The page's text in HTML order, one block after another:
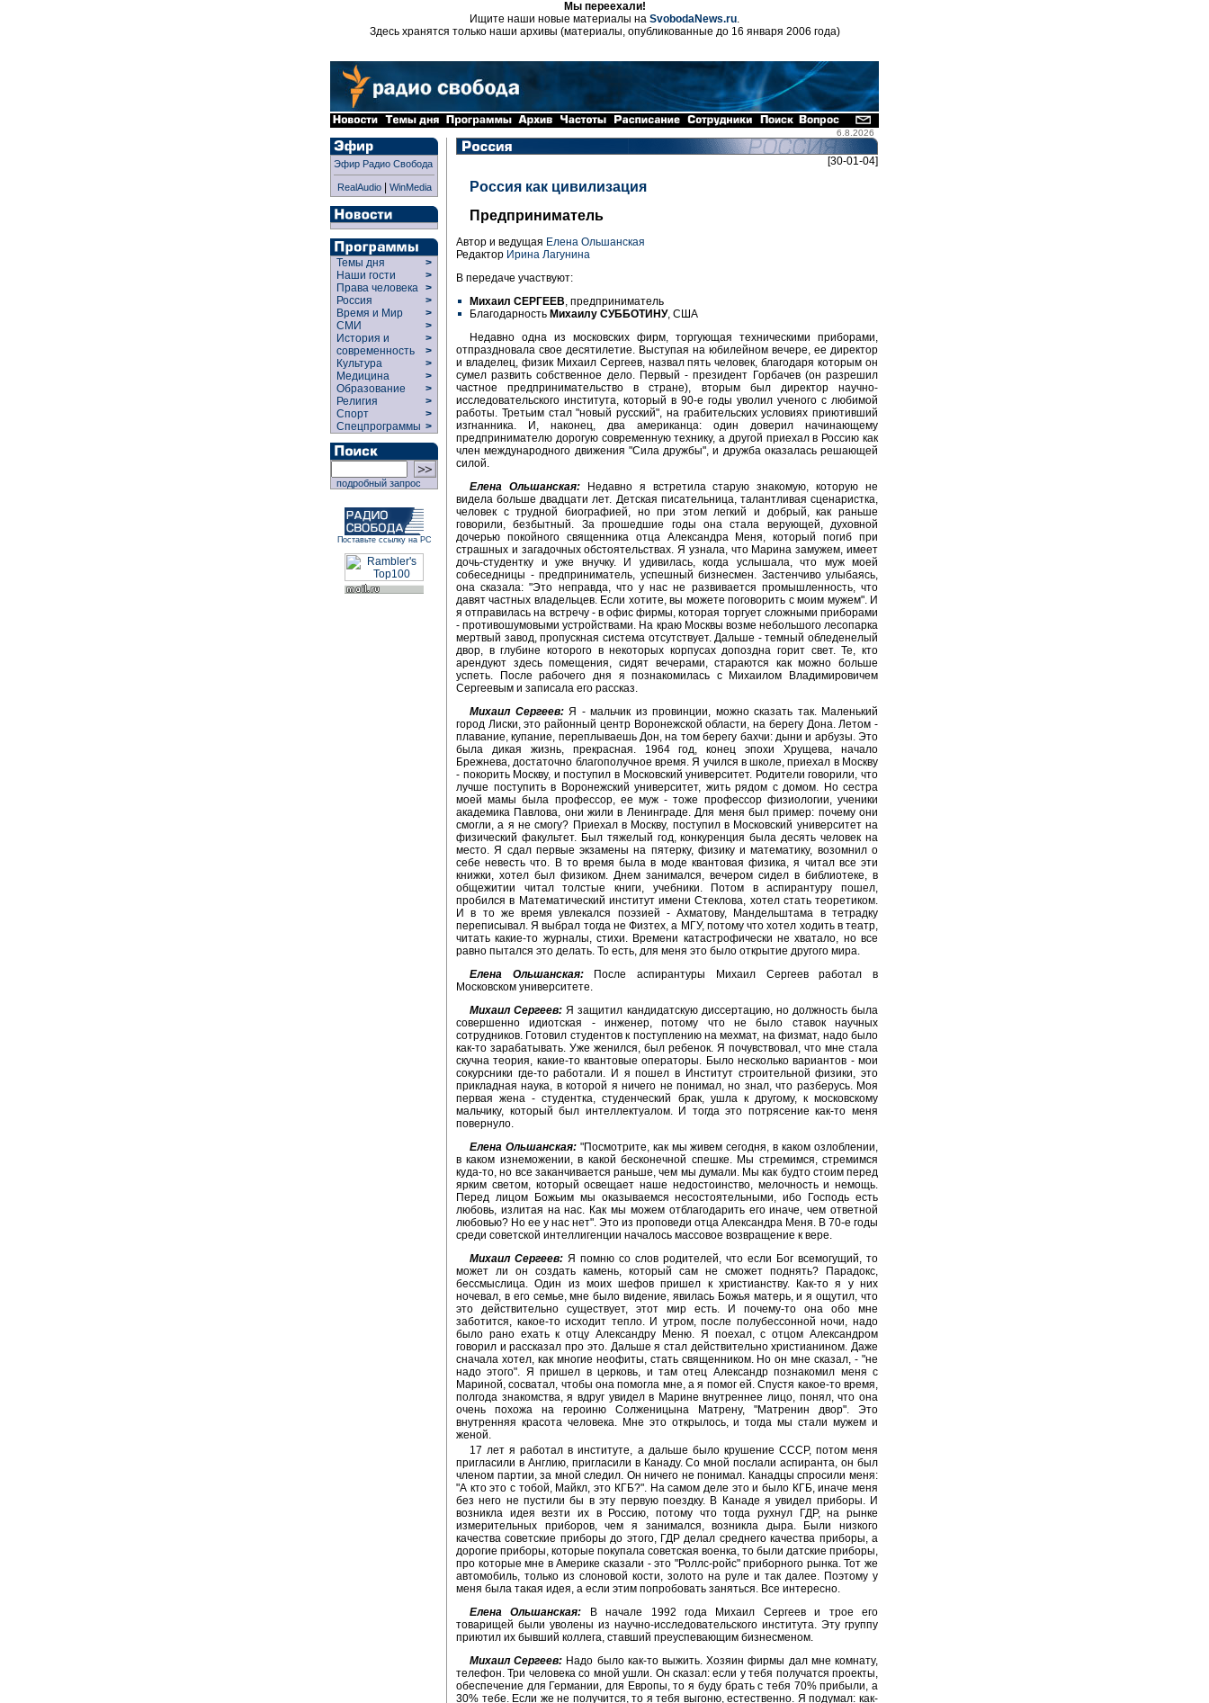
Мы переехали!
Ищите наши новые материалы на SvobodaNews.ru.
Здесь хранятся только наши архивы (материалы, опубликованные до 16 января 2006 года)
6.8.2026
Эфир Радио Свобода
RealAudio| WinMedia
Темы дня
>
Наши гости
>
Права человека >
Россия
>
Время и Мир
>
СМИ
>
История и
современность
>
>
Культура
>
Медицина
>
Образование
>
Религия
>
Спорт
>
Спецпрограммы >
подробный запрос
Поставьте ссылку на РС
[30-01-04]
Россия как цивилизация
Предприниматель
Автор и ведущая Елена Ольшанская
Редактор Ирина Лагунина
В передаче участвуют:
Михаил СЕРГЕЕВ , предприниматель
Благодарность Михаилу СУББОТИНУ, США
Недавно одна из московских фирм, торгующая техническими приборами,
отпраздновала свое десятилетие. Выступая на юбилейном вечере, ее директор
и владелец, физик Михаил Сергеев, назвал пять человек, благодаря которым он
сумел развить собственное дело. Первый - президент Горбачев (он разрешил
частное предпринимательство в стране), вторым был директор научно-
исследовательского института, который в 90-е годы уволил ученого с любимой
работы. Третьим стал "новый русский", на грабительских условиях приютивший
изгнанника. И, наконец, два американца: один доверил начинающему
предпринимателю дорогую современную технику, а другой приехал в Россию как
член международного движения "Сила дружбы", и дружба оказалась решающей
силой.
Елена Ольшанская:Недавно я встретила старую знакомую, которую не
видела больше двадцати лет. Детская писательница, талантливая сценаристка,
человек с трудной биографией, но при этом легкий и добрый, как раньше
говорили, безбытный. За прошедшие годы она стала верующей, духовной
дочерью покойного священника отца Александра Меня, который погиб при
страшных и загадочных обстоятельствах. Я узнала, что Марина замужем, имеет
дочь-студентку и уже внучку. И удивилась, когда услышала, что муж моей
собеседницы - предприниматель, успешный бизнесмен. Застенчиво улыбаясь,
она сказала: "Это неправда, что у нас не развивается промышленность, что
давят частных владельцев. Если хотите, вы можете поговорить с моим мужем". И
я отправилась на встречу - в офис фирмы, которая торгует сложными приборами
- противошумовыми устройствами. На краю Москвы возме небольшого лесопарка
мертвый завод, пропускная система отсутствует. Дальше - темный обледенелый
двор, в глубине которого в некоторых корпусах допоздна горит свет. Те, кто
арендуют здесь помещения, сидят вечерами, стараются как можно больше
успеть. После рабочего дня я познакомилась с Михаилом Владимировичем
Сергеевым и записала его рассказ.
Михаил Сергеев:Я - мальчик из провинции, можно сказать так. Маленький
город Лиски, это районный центр Воронежской области, на берегу Дона. Летом -
плавание, купание, переплываешь Дон, на том берегу бахчи: дыни и арбузы. Это
была дикая жизнь, прекрасная. 1964 год, конец эпохи Хрущева, начало
Брежнева, достаточно благополучное время. Я учился в школе, приехал в Москву
- покорить Москву, и поступил в Московский университет. Родители говорили, что
лучше поступить в Воронежский университет, жить рядом с домом. Но сестра
моей мамы была профессор, ее муж - тоже профессор физиологии, ученики
академика Павлова, они жили в Ленинграде. Для меня был пример: почему они
смогли, а я не смогу? Приехал в Москву, поступил в Московский университет на
физический факультет. Был тяжелый год, конкуренция была десять человек на
место. Я сдал первые экзамены на пятерку, физику и математику, возомнил о
себе невесть что. В то время была в моде квантовая физика, я читал все эти
книжки, хотел был физиком. Днем занимался, вечером сидел в библиотеке, в
общежитии читал толстые книги, учебники. Потом в аспирантуру пошел,
пробился в Математический институт имени Стеклова, хотел стать теоретиком.
И в то же время увлекался поэзией - Ахматову, Мандельштама в тетрадку
переписывал. Я выбрал тогда не Физтех, а МГУ, потому что хотел ходить в театр,
читать какие-то журналы, стихи. Времени катастрофически не хватало, но все
равно пытался это делать. То есть, для меня это было открытие другого мира.
Елена Ольшанская:После аспирантуры Михаил Сергеев работал в
Московском университете.
Михаил Сергеев: Я защитил кандидатскую диссертацию, но должность была
совершенно идиотская - инженер, потому что не было ставок научных
сотрудников. Готовил студентов к поступлению на мехмат, на физмат, надо было
как-то зарабатывать. Уже женился, был ребенок. Я почувствовал, что мне стала
скучна теория, какие-то квантовые операторы. Было несколько вариантов - мои
сокурсники где-то работали. И я пошел в Институт строительной физики, это
прикладная наука, в которой я ничего не понимал, но знал, что разберусь. Моя
первая жена - студентка, студенческий брак, ушла к другому, к московскому
мальчику, который был интеллектуалом. И тогда это потрясение как-то меня
повернуло.
Елена Ольшанская:"Посмотрите, как мы живем сегодня, в каком озлоблении,
в каком изнеможении, в какой бесконечной спешке. Мы стремимся, стремимся
куда-то, но все заканчивается раньше, чем мы думали. Мы как будто стоим перед
ярким светом, который освещает наше недостоинство, мелочность и немощь.
Перед лицом Божьим мы оказываемся несостоятельными, ибо Господь есть
любовь, излитая на нас. Как мы можем отблагодарить его иначе, чем ответной
любовью? Но ее у нас нет". Это из проповеди отца Александра Меня. В 70-е годы
среди советской интеллигенции началось массовое возвращение к вере.
Михаил Сергеев: Я помню со слов родителей, что если Бог всемогущий, то
может ли он создать камень, который сам не сможет поднять? Парадокс,
бессмыслица. Один из моих шефов пришел к христианству. Как-то я у них
ночевал, в его семье, мне было видение, явилась Божья матерь, и я ощутил, что
это действительно существует, этот мир есть. И почему-то она обо мне
заботится, какое-то исходит тепло. И утром, после полубессонной ночи, надо
было рано ехать к отцу Александру Меню. Я поехал, с отцом Александром
говорил и рассказал про это. Дальше я стал действительно христианином. Даже
сначала хотел, как многие неофиты, стать священником. Но он мне сказал, - "не
надо этого". Я пришел в церковь, и там отец Александр познакомил меня с
Мариной, сосватал, чтобы она помогла мне, а я помог ей. Спустя какое-то время,
полгода знакомства, я вдруг увидел в Марине внутреннее лицо, понял, что она
очень похожа на героиню Солженицына Матрену, "Матренин двор". Это
внутренняя красота человека. Мне это открылось, и тогда мы стали мужем и
женой.
17 лет я работал в институте, а дальше было крушение СССР, потом меня
пригласили в Англию, пригласили в Канаду. Со мной послали аспиранта, он был
членом партии, за мной следил. Он ничего не понимал. Канадцы спросили меня:
"А кто это с тобой, Майкл, это КГБ?". На самом деле это и было КГБ, иначе меня
без него не пустили бы в эту первую поездку. В Канаде я увидел приборы. И
возникла идея везти их в Россию, потому что тогда рухнул ГДР, на рынке
измерительных приборов, чем я занимался, возникла дыра. Были низкого
качества советские приборы до этого, ГДР делал среднего качества приборы, а
дорогие приборы, которые покупала советская военка, то были датские приборы,
про которые мне в Америке сказали - это "Роллс-ройс" приборного рынка. Тот же
автомобиль, только из слоновой кости, золото на руле и так далее. Поэтому у
меня была такая идея, а если этим попробовать заняться. Все интересно.
Елена Ольшанская: В начале 1992 года Михаил Сергеев и трое его
товарищей были уволены из научно-исследовательского института. Эту группу
приютил их бывший коллега, ставший преуспевающим бизнесменом.
Михаил Сергеев: Надо было как-то выжить. Хозяин фирмы дал мне комнату,
телефон. Три человека со мной ушли. Он сказал: если у тебя получатся проекты,
обеспечение для Германии, для Европы, то я буду брать с тебя 70% прибыли, а
30% тебе. Если же не получится, то я тебя выгоню, естественно. Я подумал: как-